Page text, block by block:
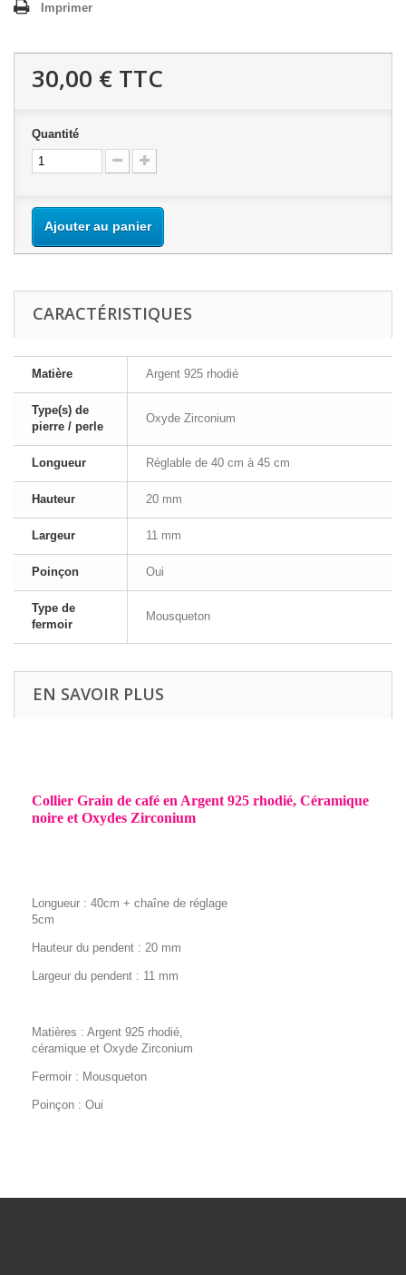
Imprimer
30,00 € TTC
Quantité
Ajouter au panier
CARACTÉRISTIQUES
Matière Argent 925 rhodié
Type(s) de
pierre / perle
Oxyde Zirconium
Longueur Réglable de 40 cm à 45 cm
Hauteur 20 mm
Largeur 11 mm
Poinçon Oui
Type de
fermoir
Mousqueton
EN SAVOIR PLUS
Collier Grain de café en Argent 925 rhodié, Céramique
noire et Oxydes Zirconium
Longueur : 40cm + chaîne de réglage
5cm
Hauteur du pendent : 20 mm
Largeur du pendent : 11 mm
Matières : Argent 925 rhodié,
céramique et Oxyde Zirconium
Fermoir : Mousqueton
Poinçon : Oui